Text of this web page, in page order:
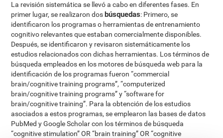
La revisión sistemática se llevó a cabo en diferentes fases. En
primer lugar, se realizaron dos búsquedas: Primero, se
identificaron los programas o herramientas de entrenamiento
cognitivo relevantes que estaban comercialmente disponibles.
Después, se identificaron y revisaron sistemáticamente los
estudios relacionados con dichas herramientas. Los términos de
búsqueda empleados en los motores de búsqueda web para la
identificación de los programas fueron “commercial
brain/cognitive training programs”, “computerized
brain/cognitive training programs” y “software for
brain/cognitive training”. Para la obtención de los estudios
asociados a estos programas, se emplearon las bases de datos
PubMed y Google Scholar con los términos de búsqueda
“cognitive stimulation” OR “brain training” OR “cognitive